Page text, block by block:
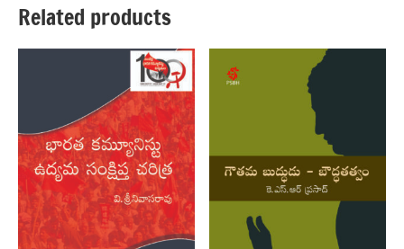
Related products